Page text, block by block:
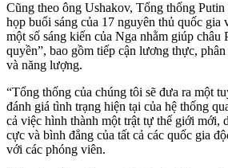
Cũng theo ông Ushakov, Tổng thống Putin
họp buổi sáng của 17 nguyên thủ quốc gia
một số sáng kiến của Nga nhằm giúp châu
quyền”, bao gồm tiếp cận lương thực,
và năng lượng.
“Tổng thống của chúng tôi sẽ đưa ra một
đánh giá tình trạng hiện tại của hệ thống
cả việc hình thành một trật tự thế giới mới,
cực và bình đẳng của tất cả các quốc gia
với các phóng viên.